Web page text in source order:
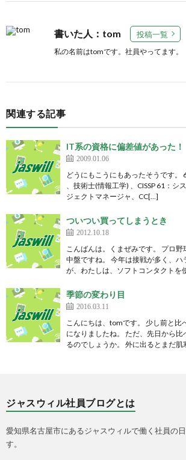
書いた人：tom 投稿一覧
私の名前はtomです。社員やってます。
関連する記事
IT系の資格に偏差値があった！
2009.01.06
どうにもこうにもあったそうです。
、技術士(情報工学) 、CISSP 61：シ
ジェクトマネージャ、CC[…]
ついつい買ってしまうとき
2012.10.18
こんばんは。くまぜみです。 プロ
中盤ですね。 今年は接戦が多く、
が、わたしは、ソフトコンタクトを
季節の変わり目
2016.03.11
こんにちは、tomです。 少し前と比
になりましたね。 ただ、先日から
るのでしょうか。 外に出るとまだ
ジャスウィル社員ブログとは
愛知県名古屋市にあるジャスウィルで働く社員の
す。